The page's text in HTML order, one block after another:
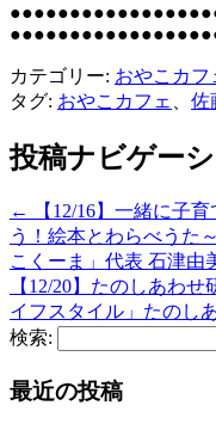
カテゴリー: おやこカフ
タグ: おやこカフェ 佐
投稿ナビゲー
←
【12/16】一緒に子
う！絵本とわらべうた
こくーま」代表 石津由
【12/20】たのしあわ
イフスタイル」たのし
検索:
最近の投稿